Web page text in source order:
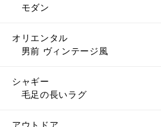
モダン
オリエンタル
男前 ヴィンテージ風
シャギー
毛足の長いラグ
アウトドア